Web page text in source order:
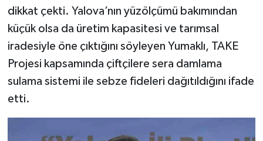
dikkat çekti. Yalova’nın yüzölçümü bakımından
küçük olsa da üretim kapasitesi ve tarımsal
iradesiyle öne çıktığını söyleyen Yumaklı, TAKE
Projesi kapsamında çiftçilere sera damlama
sulama sistemi ile sebze fideleri dağıtıldığını ifade
etti.